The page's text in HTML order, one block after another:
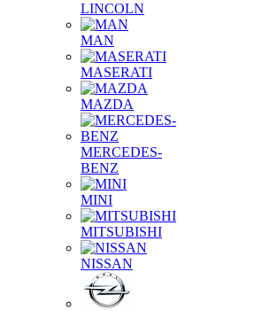
LINCOLN
MAN
MASERATI
MAZDA
MERCEDES-
BENZ
MINI
MITSUBISHI
NISSAN